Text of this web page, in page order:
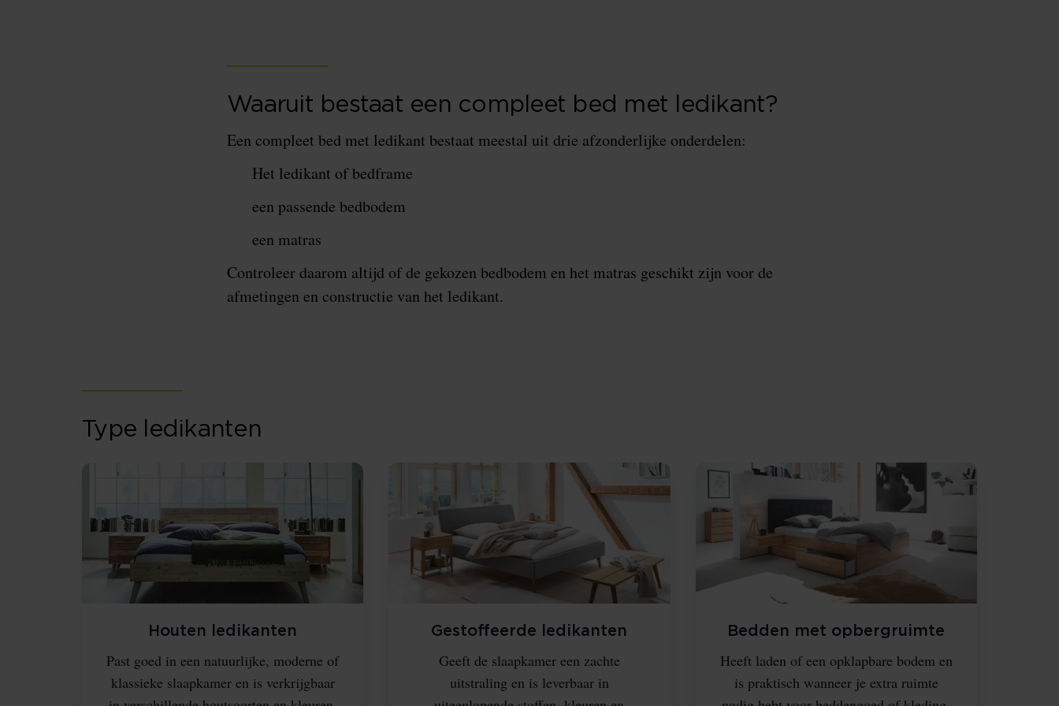
Waaruit bestaat een compleet bed met ledikant?
Een compleet bed met ledikant bestaat meestal uit drie afzonderlijke onderdelen:
Het ledikant of bedframe
een passende bedbodem
een matras
Controleer daarom altijd of de gekozen bedbodem en het matras geschikt zijn voor de
afmetingen en constructie van het ledikant.
Type ledikanten
Houten ledikanten
Past goed in een natuurlijke, moderne of
klassieke slaapkamer en is verkrijgbaar
Gestoffeerde ledikanten
Geeft de slaapkamer een zachte
uitstraling en is leverbaar in
Bedden met opbergruimte
Heeft laden of een opklapbare bodem en
is praktisch wanneer je extra ruimte